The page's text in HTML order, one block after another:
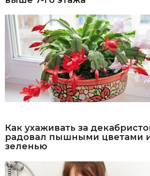
Как ухаживать за
радовал пышными цветами
зеленью